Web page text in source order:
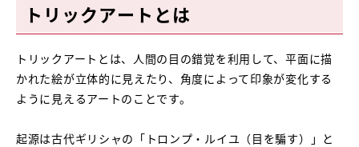
トリックアートとは
トリックアートとは、人間の目の錯覚を利用して、平面に描
かれた絵が立体的に見えたり、角度によって印象が変化する
ように見えるアートのことです。
起源は古代ギリシャの「トロンプ・ルイユ（目を騙す）」と